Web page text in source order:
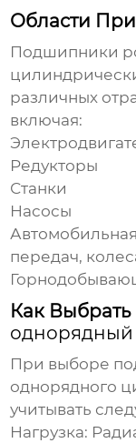
Области
Подшипники
различных
включая:
Редукторы
Станки
Насосы
передач,
Как Выбрать
При выборе
однорядного
учитывать
Нагрузка: